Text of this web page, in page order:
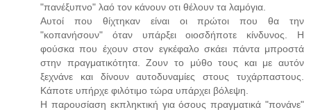
"πανέξυπνο" λαό τον κάνουν οτι θέλουν τα λαμόγια.
Αυτοί που θίχτηκαν είναι οι πρώτοι που θα την
"κοπανήσουν" όταν υπάρξει οιοσδήποτε κίνδυνος. Η
φούσκα που έχουν στον εγκέφαλο σκάει πάντα μπροστά
στην πραγματικότητα. Ζουν το μύθο τους και με αυτόν
ξεχνάνε και δίνουν αυτοδυναμίες στους τυχάρπαστους.
Κάποτε υπήρχε φιλότιμο τώρα υπάρχει βόλεψη.
Η παρουσίαση εκπληκτική για όσους πραγματικά "πονάνε"